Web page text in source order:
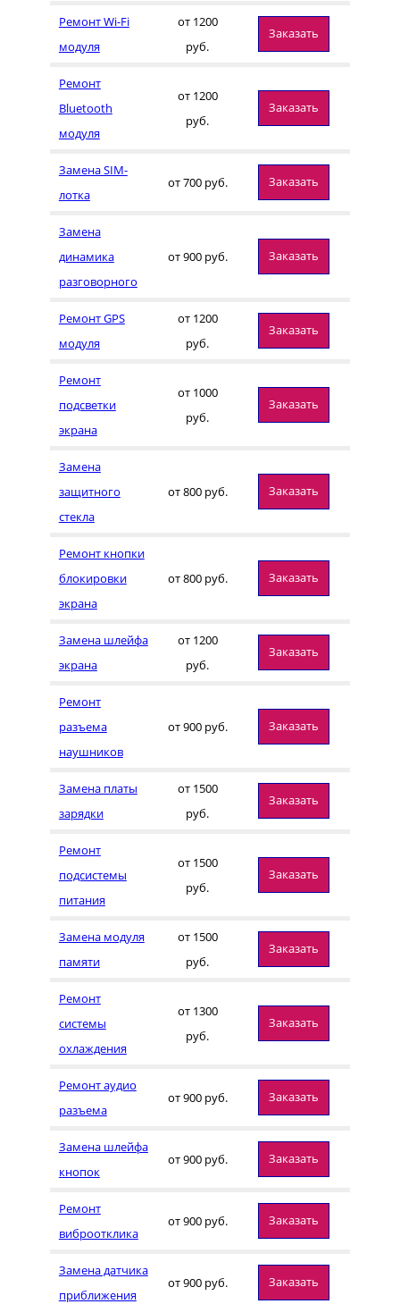
Ремонт Wi-Fi
модуля
от 1200
руб.
Заказать
Ремонт
Bluetooth
модуля
от 1200
руб.
Заказать
Замена SIM-
лотка
от 700 руб. Заказать
Замена
динамика
разговорного
от 900 руб. Заказать
Ремонт GPS
модуля
от 1200
руб.
Заказать
Ремонт
подсветки
экрана
от 1000
руб.
Заказать
Замена
защитного
стекла
от 800 руб. Заказать
Ремонт кнопки
блокировки
экрана
от 800 руб. Заказать
Замена шлейфа
экрана
от 1200
руб.
Заказать
Ремонт
разъема
наушников
от 900 руб. Заказать
Замена платы
зарядки
от 1500
руб.
Заказать
Ремонт
подсистемы
питания
от 1500
руб.
Заказать
Замена модуля
памяти
от 1500
руб.
Заказать
Ремонт
системы
охлаждения
от 1300
руб.
Заказать
Ремонт аудио
разъема
от 900 руб. Заказать
Замена шлейфа
кнопок
от 900 руб. Заказать
Ремонт
виброотклика
от 900 руб. Заказать
Замена датчика
приближения
от 900 руб. Заказать